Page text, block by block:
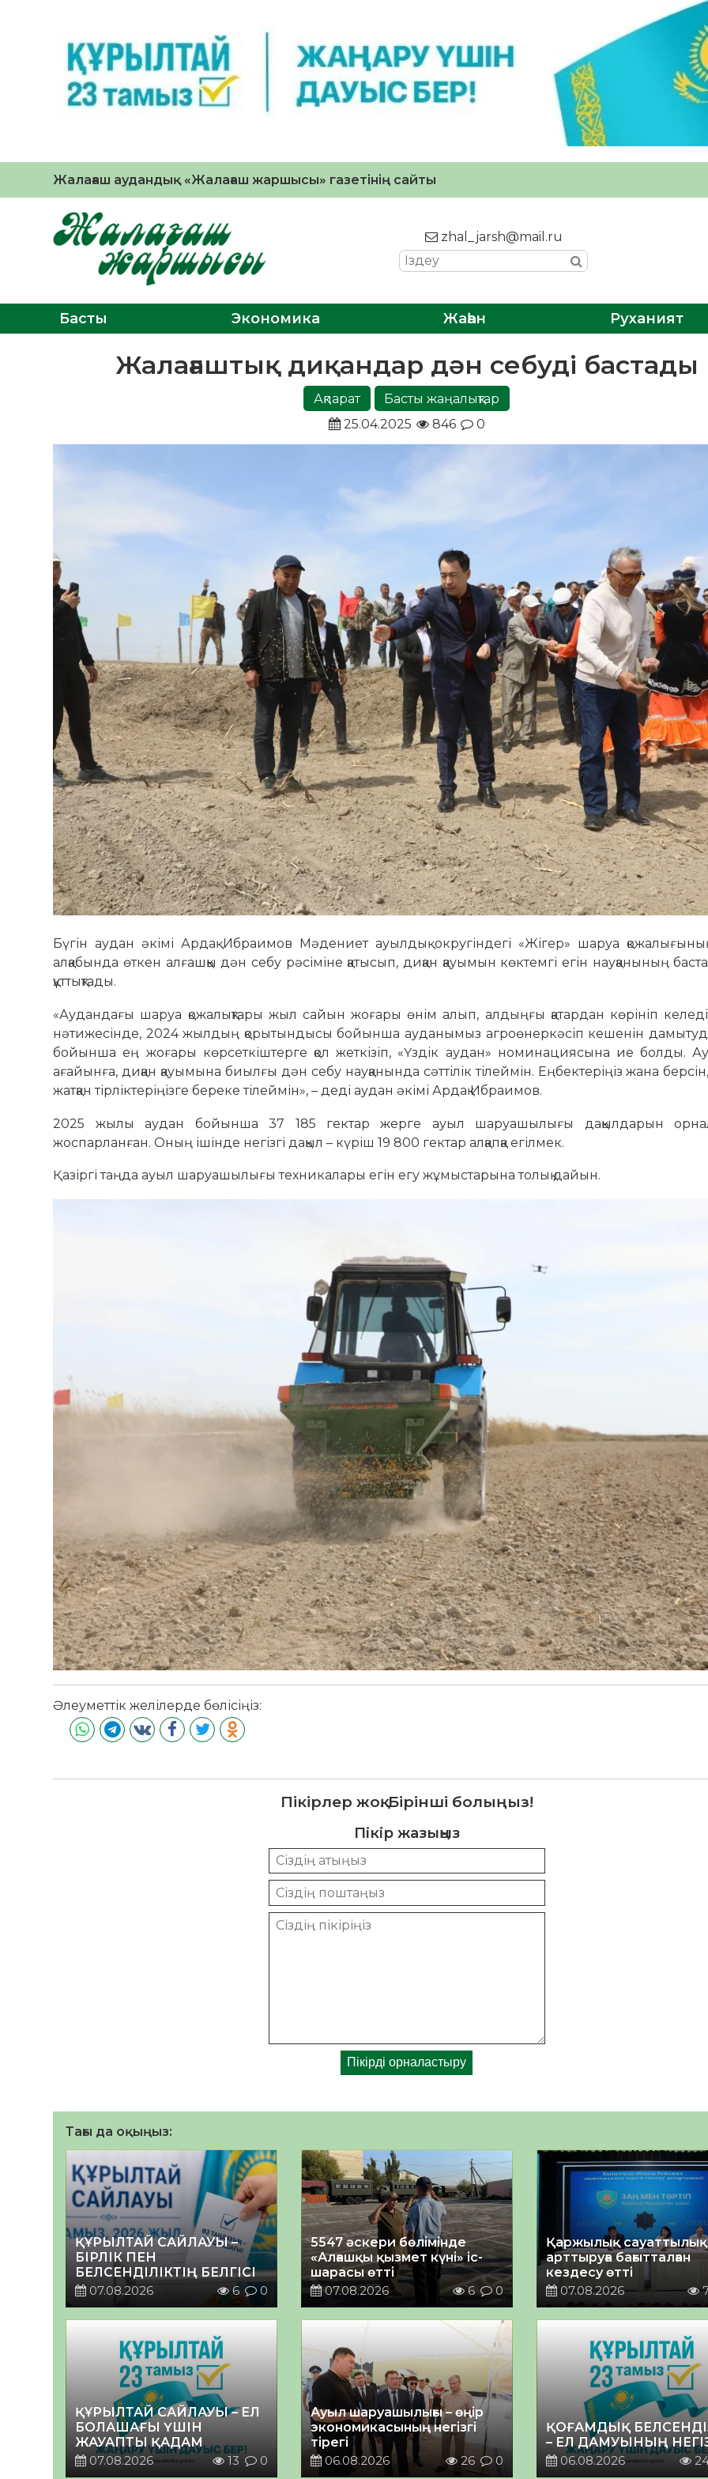
Жалағаш аудандық «Жалағаш жаршысы» газетінің сайты
zhal_jarsh@mail.ru
Басты Экономика Жаһан Руханият
Жалағаштық диқандар дән себуді бастады
Ақпарат
Басты жаңалықтар
25.04.2025
846 0
Бүгін аудан әкімі Ардақ Ибраимов Мәдениет ауылдық округіндегі «Жігер» шаруа
алқабында өткен алғашқы дән себу рәсіміне қатысып, диқан қауымын көктемгі егін науқанының
құттықтады.
«Аудандағы шаруа қожалықтары жыл сайын жоғары өнім алып, алдыңғы қатардан көрініп
нәтижесінде, 2024 жылдың қорытындысы бойынша ауданымыз агроөнеркәсіп кешенін
бойынша ең жоғары көрсеткіштерге қол жеткізіп, «Үздік аудан» номинациясына ие болды.
ағайынға, диқан қауымына биылғы дән себу науқанында сәттілік тілеймін. Еңбектеріңіз жана берсін,
жатқан тірліктеріңізге береке тілеймін», – деді аудан әкімі Ардақ Ибраимов.
2025 жылы аудан бойынша 37 185 гектар жерге ауыл шаруашылығы дақылдарын
жоспарланған. Оның ішінде негізгі дақыл – күріш 19 800 гектар алқапқа егілмек.
Қазіргі таңда ауыл шаруашылығы техникалары егін егу жұмыстарына толық дайын.
Әлеуметтік желілерде бөлісіңіз:
Пікірлер жоқ. Бірінші болыңыз!
Пікір жазыңыз
Тағы да оқыңыз:
ҚҰРЫЛТАЙ САЙЛАУЫ –
БІРЛІК ПЕН
БЕЛСЕНДІЛІКТІҢ БЕЛГІСІ
07.08.2026
6 0
5547 әскери бөлімінде
«Алғашқы қызмет күні» іс-
шарасы өтті
07.08.2026
6 0
Қаржылық
арттыруға бағытталған
кездесу өтті
07.08.2026
ҚҰРЫЛТАЙ САЙЛАУЫ – ЕЛ
БОЛАШАҒЫ ҮШІН
ЖАУАПТЫ ҚАДАМ
07.08.2026
13 0
Ауыл шаруашылығы – өңір
экономикасының негізгі
тірегі
06.08.2026
26 0
ҚОҒАМДЫҚ
– ЕЛ ДАМУЫНЫҢ
06.08.2026